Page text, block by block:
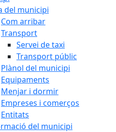
del municipi
Com arribar
Transport
Servei de taxi
Transport públic
Plànol del municipi
Equipaments
Menjar i dormir
Empreses i comerços
Entitats
del municipi